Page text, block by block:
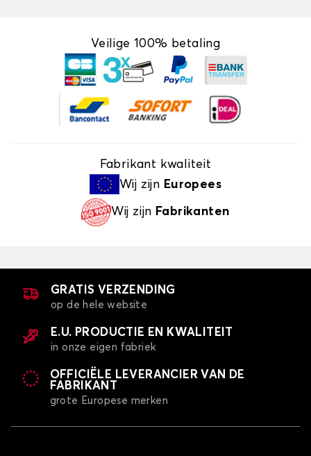
Veilige 100% betaling
Fabrikant kwaliteit
Wij zijn Europees
Wij zijn Fabrikanten
GRATIS VERZENDING
op de hele website
E.U. PRODUCTIE EN KWALITEIT
in onze eigen fabriek
OFFICIËLE LEVERANCIER VAN DE
FABRIKANT
grote Europese merken